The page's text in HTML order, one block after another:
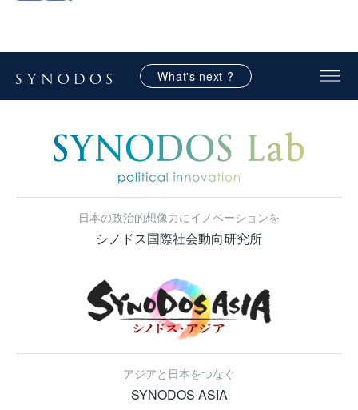
What's next ?
日本の政治的想像力にイノベーションを
シノドス国際社会動向研究所
アジアと日本をつなぐ
SYNODOS ASIA